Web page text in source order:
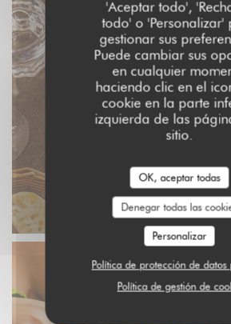
'Aceptar todo',
todo' o 'Personalizar'
gestionar sus
Puede cambiar sus
en cualquier
haciendo clic en el
cookie en la parte
izquierda de las
sitio.
OK, aceptar todas
Denegar todas las
Personalizar
Política de protección de datos
Política de gestión de